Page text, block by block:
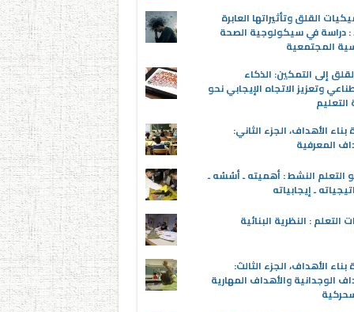
القلق وتأثيراتها العابرة
: دراسة في سيكولوجية الصحة
المجتمعية
إلى التمكين: الذكاء
وتعزيز الاتجاه الإيجابي نحو
بناء الأهداف، الجزء الثاني:
المعرفية
التعلم النشط : أهميته ـ أسُسُه ـ
ـ إيجابياته
التعلم : النظرية البنائية
بناء الأهداف، الجزء الثالث:
الوجدانية والأهداف المهارية